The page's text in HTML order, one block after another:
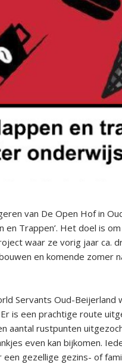
van De Open Hof in
en Trappen’. Het doel is
waar ze vorig jaar ca.
en komende zomer
Servants Oud-Beijerland
is een prachtige route
aantal rustpunten
even kan bijkomen.
gezellige gezins- of